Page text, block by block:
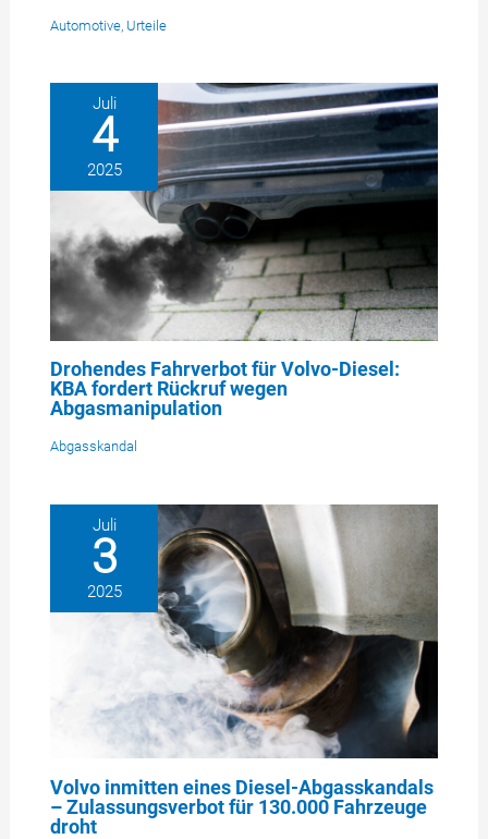
Automotive, Urteile
Juli
4
2025
Drohendes Fahrverbot für Volvo-Diesel:
KBA fordert Rückruf wegen
Abgasmanipulation
Abgasskandal
Juli
3
2025
Volvo inmitten eines Diesel-Abgasskandals
– Zulassungsverbot für 130.000 Fahrzeuge
droht